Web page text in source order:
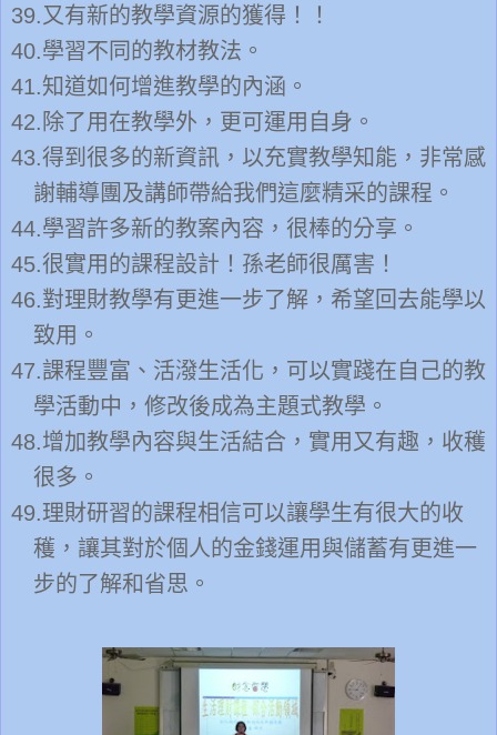
39.又有新的教學資源的獲得！！
40.學習不同的教材教法。
41.知道如何增進教學的內涵。
42. 除了用在教學外，更可運用自身。
43.得到很多的新資訊，以充實教學知能，非常感
謝輔導團及講師帶給我們這麼精采的課程。
44.學習許多新的教案內容，很棒的分享。
45.很實用的課程設計！孫老師很厲害！
46.對理財教學有更進一步了解，希望回去能學以
致用。
47.課程豐富、活潑生活化，可以實踐在自己的教
學活動中，修改後成為主題式教學。
48.增加教學內容與生活結合，實用又有趣，收穫
很多。
49.理財研習的課程相信可以讓學生有很大的收
穫，讓其對於個人的金錢運用與儲蓄有更進一
步的了解和省思。